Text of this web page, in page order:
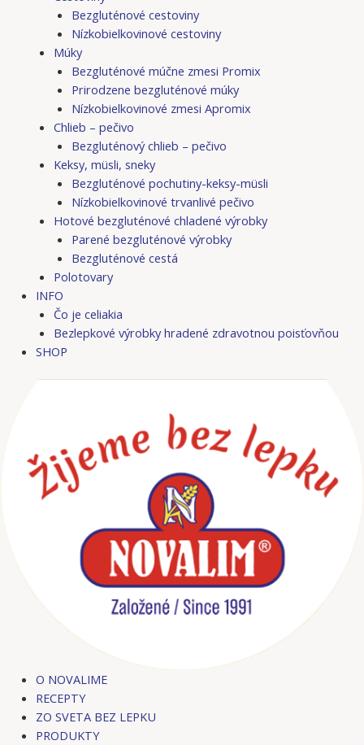
Bezgluténové cestoviny
Nízkobielkovinové cestoviny
Múky
Bezgluténové múčne zmesi Promix
Prirodzene bezgluténové múky
Nízkobielkovinové zmesi Apromix
Chlieb – pečivo
Bezgluténový chlieb – pečivo
Keksy, müsli, sneky
Bezgluténové pochutiny-keksy-müsli
Nízkobielkovinové trvanlivé pečivo
Hotové bezgluténové chladené výrobky
Parené bezgluténové výrobky
Bezgluténové cestá
Polotovary
INFO
Čo je celiakia
Bezlepkové výrobky hradené zdravotnou poisťovňou
SHOP
O NOVALIME
RECEPTY
ZO SVETA BEZ LEPKU
PRODUKTY